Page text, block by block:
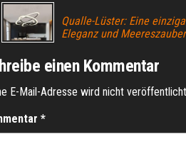
Qualle-Lüster: Eine
Eleganz und Meereszauber
einen Kommentar
E-Mail-Adresse wird nicht
*